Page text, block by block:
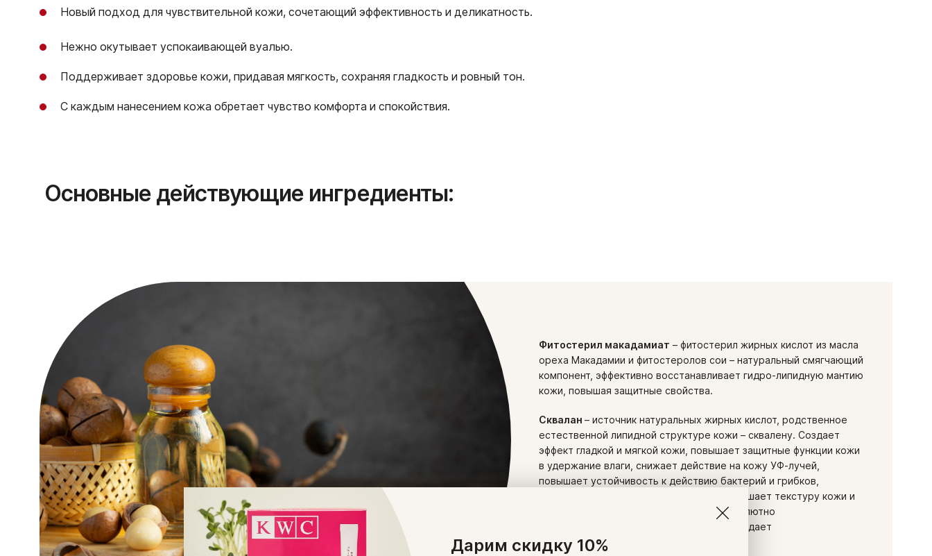
Новый подход для чувствительной кожи, сочетающий эффективность и деликатность.
Нежно окутывает успокаивающей вуалью.
Поддерживает здоровье кожи, придавая мягкость, сохраняя гладкость и ровный тон.
С каждым нанесением кожа обретает чувство комфорта и спокойствия.
Основные действующие ингредиенты:
Фитостерил макадамиат – фитостерил жирных кислот из масла
ореха Макадамии и фитостеролов сои – натуральный смягчающий
компонент, эффективно восстанавливает гидро-липидную мантию
кожи, повышая защитные свойства.
Сквалан – источник натуральных жирных кислот, родственное
естественной липидной структуре кожи – сквалену. Создает
эффект гладкой и мягкой кожи, повышает защитные функции кожи
в удержание влаги, снижает действие на кожу УФ-лучей,
повышает устойчивость к действию бактерий и грибков,
стимулирует процессы регенерации, улучшает текстуру кожи и
способствует сокращению морщин. Абсолютно
некомедоногенен, гипоаллергенен, и обладает
антибактериальными свойствами.
Дарим скидку 10%